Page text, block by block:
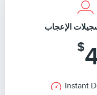
$
Instant